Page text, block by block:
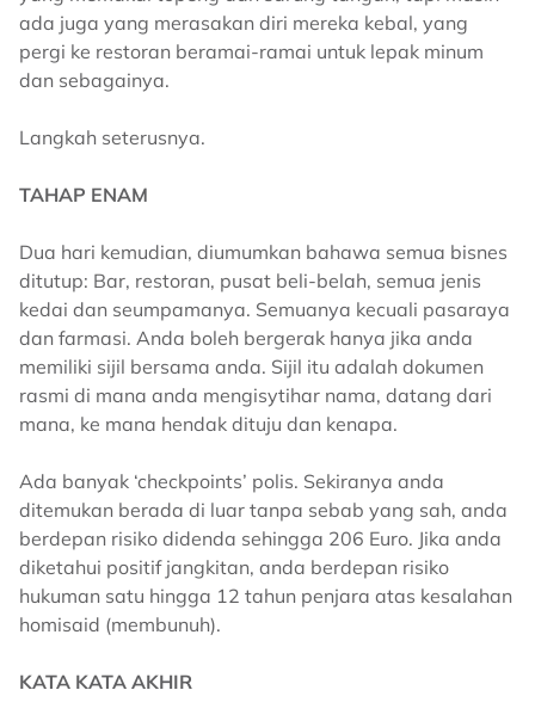
ada juga yang merasakan diri mereka kebal, yang
pergi ke restoran beramai-ramai untuk lepak minum
dan sebagainya.
Langkah seterusnya.
TAHAP ENAM
Dua hari kemudian, diumumkan bahawa semua bisnes
ditutup: Bar, restoran, pusat beli-belah, semua jenis
kedai dan seumpamanya. Semuanya kecuali pasaraya
dan farmasi. Anda boleh bergerak hanya jika anda
memiliki sijil bersama anda. Sijil itu adalah dokumen
rasmi di mana anda mengisytihar nama, datang dari
mana, ke mana hendak dituju dan kenapa.
Ada banyak ‘checkpoints’ polis. Sekiranya anda
ditemukan berada di luar tanpa sebab yang sah, anda
berdepan risiko didenda sehingga 206 Euro. Jika anda
diketahui positif jangkitan, anda berdepan risiko
hukuman satu hingga 12 tahun penjara atas kesalahan
homisaid (membunuh).
KATA KATA AKHIR